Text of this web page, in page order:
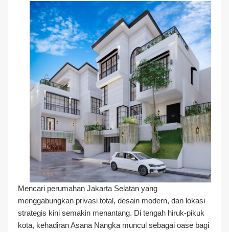
Mencari perumahan Jakarta Selatan yang
menggabungkan privasi total, desain modern, dan lokasi
strategis kini semakin menantang. Di tengah hiruk-pikuk
kota, kehadiran Asana Nangka muncul sebagai oase bagi